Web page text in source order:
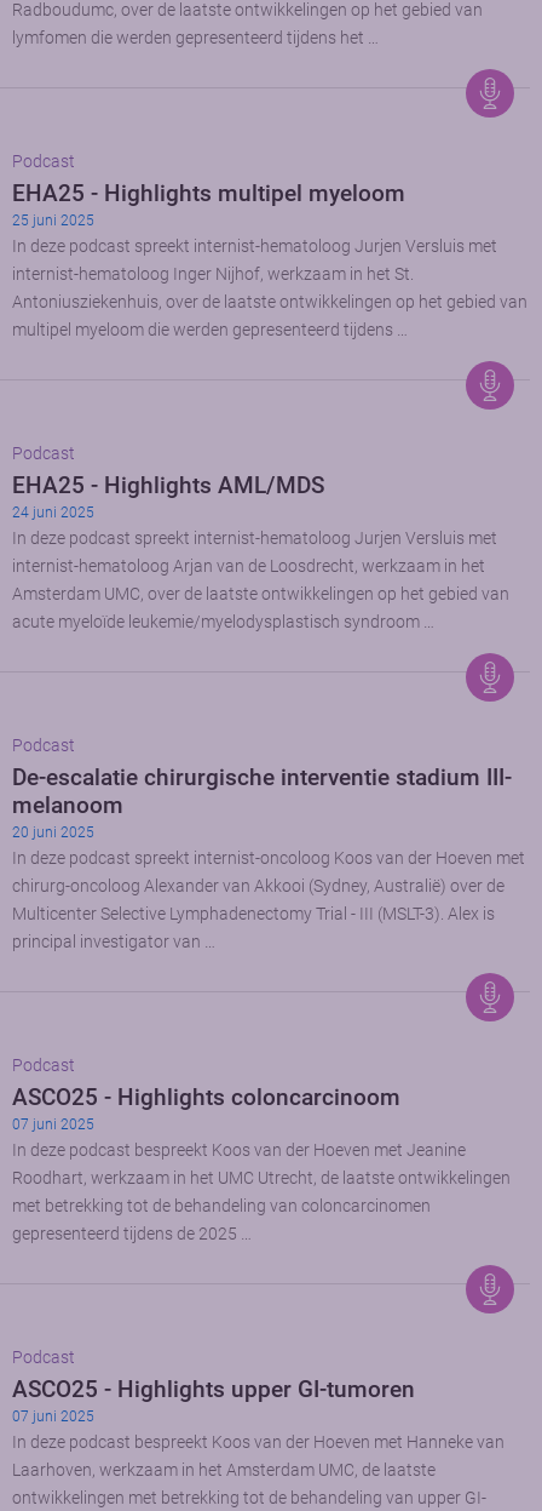
Radboudumc, over de laatste ontwikkelingen op het gebied van
lymfomen die werden gepresenteerd tijdens het …
Podcast
EHA25 - Highlights multipel myeloom
25 juni 2025
In deze podcast spreekt internist-hematoloog Jurjen Versluis met
internist-hematoloog Inger Nijhof, werkzaam in het St.
Antoniusziekenhuis, over de laatste ontwikkelingen op het gebied van
multipel myeloom die werden gepresenteerd tijdens …
Podcast
EHA25 - Highlights AML/MDS
24 juni 2025
In deze podcast spreekt internist-hematoloog Jurjen Versluis met
internist-hematoloog Arjan van de Loosdrecht, werkzaam in het
Amsterdam UMC, over de laatste ontwikkelingen op het gebied van
acute myeloïde leukemie/myelodysplastisch syndroom …
Podcast
De-escalatie chirurgische interventie stadium III-
melanoom
20 juni 2025
In deze podcast spreekt internist-oncoloog Koos van der Hoeven met
chirurg-oncoloog Alexander van Akkooi (Sydney, Australië) over de
Multicenter Selective Lymphadenectomy Trial - III (MSLT-3). Alex is
principal investigator van …
Podcast
ASCO25 - Highlights coloncarcinoom
07 juni 2025
In deze podcast bespreekt Koos van der Hoeven met Jeanine
Roodhart, werkzaam in het UMC Utrecht, de laatste ontwikkelingen
met betrekking tot de behandeling van coloncarcinomen
gepresenteerd tijdens de 2025 …
Podcast
ASCO25 - Highlights upper GI-tumoren
07 juni 2025
In deze podcast bespreekt Koos van der Hoeven met Hanneke van
Laarhoven, werkzaam in het Amsterdam UMC, de laatste
ontwikkelingen met betrekking tot de behandeling van upper GI-